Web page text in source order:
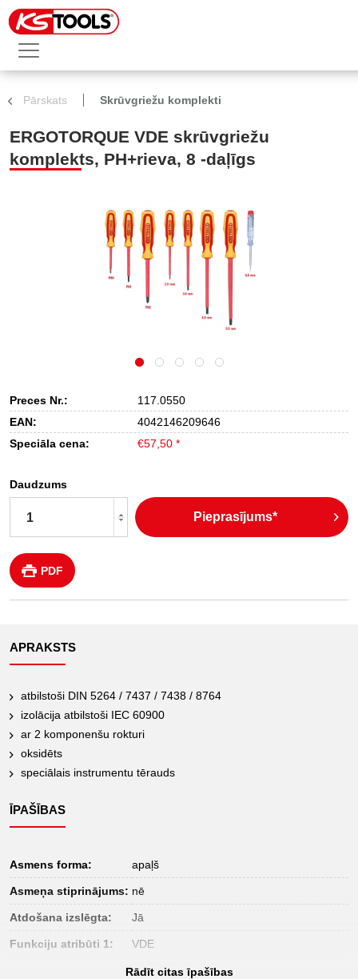
Pārskats Skrūvgriežu komplekti
ERGOTORQUE VDE skrūvgriežu
komplekts, PH+rieva, 8 -daļīgs
Preces Nr.:
117.0550
EAN:
4042146209646
Speciāla cena:
€57,50 *
Daudzums
Pieprasījums*
PDF
APRAKSTS
atbilstoši DIN 5264 / 7437 / 7438 / 8764
izolācija atbilstoši IEC 60900
ar 2 komponenšu rokturi
oksidēts
speciālais instrumentu tērauds
ĪPAŠĪBAS
Asmens forma: apaļš
Asmeņa stiprinājums: nē
Atdošana izslēgta: Jā
Funkciju atribūti 1: VDE
1
Rādīt citas īpašības